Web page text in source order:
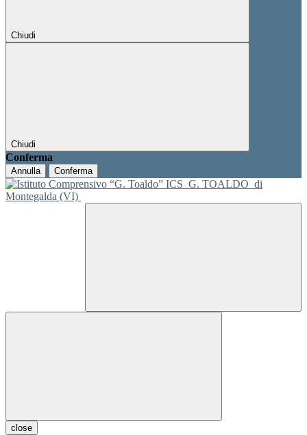
Chiudi
Chiudi
Conferma
Annulla Conferma
ICS G. TOALDO di
Montegalda (VI)
close